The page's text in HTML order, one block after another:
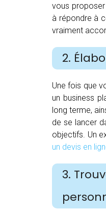
vous proposer
à répondre à
vraiment
2.
Une fois que
un business
long terme,
de se lancer
objectifs. Un
un devis en
3.